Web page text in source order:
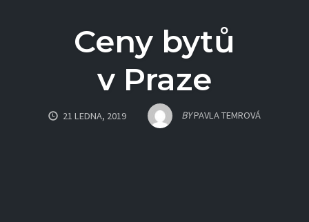
Ceny bytů
v Praze
21 LEDNA, 2019 BYPAVLA TEMROVÁ